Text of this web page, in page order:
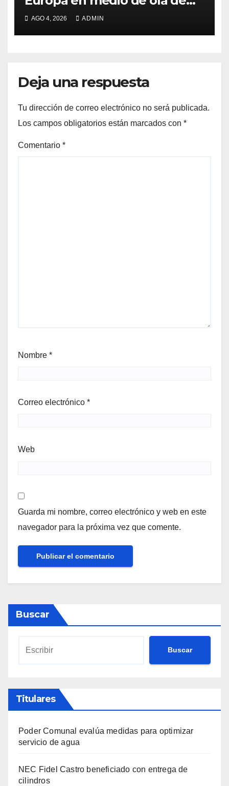
calor
AGO 4, 2026 ADMIN
Deja una respuesta
Tu dirección de correo electrónico no será publicada.
Los campos obligatorios están marcados con *
Comentario *
Nombre *
Correo electrónico *
Web
Guarda mi nombre, correo electrónico y web en este
navegador para la próxima vez que comente.
Buscar
Buscar
Titulares
Poder Comunal evalúa medidas para optimizar
servicio de agua
NEC Fidel Castro beneficiado con entrega de
cilindros